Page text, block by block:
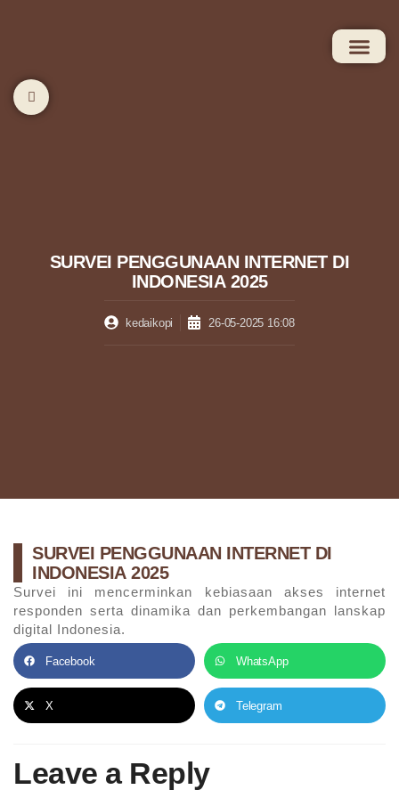
SURVEI PENGGUNAAN INTERNET DI
INDONESIA 2025
kedaikopi 26-05-2025 16:08
SURVEI PENGGUNAAN INTERNET DI
INDONESIA 2025
Survei ini mencerminkan kebiasaan akses internet
responden serta dinamika dan perkembangan lanskap
digital Indonesia.
Facebook WhatsApp
X Telegram
Leave a Reply